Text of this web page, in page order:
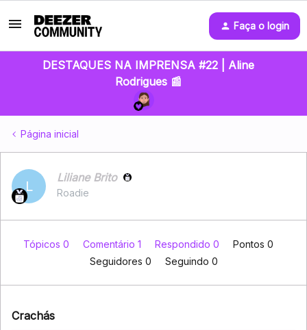
Faça o login
DESTAQUES NA IMPRENSA #22 | Aline
Rodrigues 📰
Página inicial
L
Liliane Brito
Roadie
Tópicos 0 Comentário 1 Respondido 0
Pontos 0
Seguidores 0 Seguindo 0
Crachás